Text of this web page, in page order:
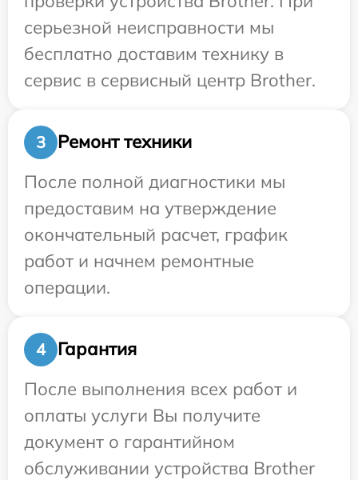
серьезной неисправности мы
бесплатно доставим технику в
сервис в сервисный центр Brother.
3
Ремонт техники
После полной диагностики мы
предоставим на утверждение
окончательный расчет, график
работ и начнем ремонтные
операции.
4
Гарантия
После выполнения всех работ и
оплаты услуги Вы получите
документ о гарантийном
обслуживании устройства Brother